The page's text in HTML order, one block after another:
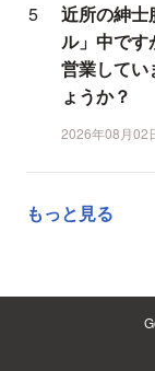
近所の紳士
ル」中です
営業してい
ょうか？
2026年08月02
もっと見る